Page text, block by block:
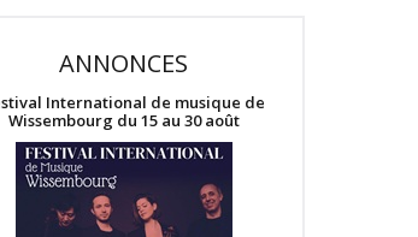
ANNONCES
International de musique de
Wissembourg du 15 au 30 août